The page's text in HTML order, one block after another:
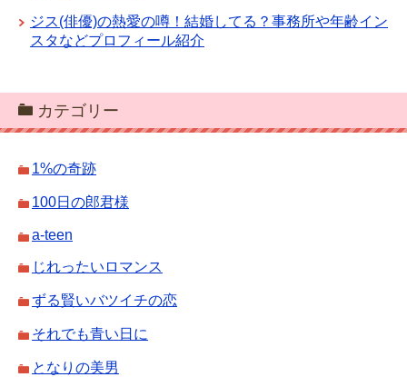
ジス(俳優)の熱愛の噂！結婚してる？事務所や年齢イン
スタなどプロフィール紹介
カテゴリー
1%の奇跡
100日の郎君様
a-teen
じれったいロマンス
ずる賢いバツイチの恋
それでも青い日に
となりの美男